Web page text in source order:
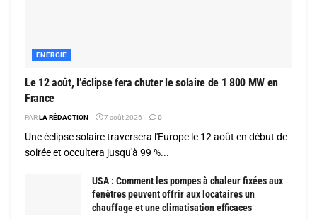
ENERGIE
Le 12 août, l’éclipse fera chuter le solaire de 1 800 MW en
France
PARLA RÉDACTION 7 août 2026 0
Une éclipse solaire traversera l'Europe le 12 août en début de
soirée et occultera jusqu'à 99 %...
USA : Comment les pompes à chaleur fixées aux
fenêtres peuvent offrir aux locataires un
chauffage et une climatisation efficaces